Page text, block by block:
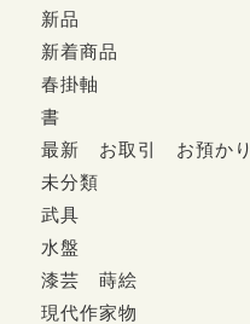
新品
新着商品
春掛軸
書
最新 お取引 お預かり
未分類
武具
水盤
漆芸 蒔絵
現代作家物